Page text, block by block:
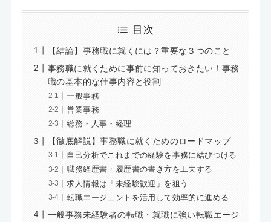
目次
【結論】事務職に就くには？重要な３つのこと
事務職に就くために事前に知っておきたい！事務
職の基本的な仕事内容と役割
一般事務
営業事務
総務・人事・経理
【徹底解説】事務職に就くためのロードマップ
自己分析でこれまでの経験を事務に結びつける
職務経歴書・履歴書の書き方を工夫する
求人情報は「未経験歓迎」を狙う
転職エージェントを活用して効率的に進める
一般事務未経験者の転職・就職に強い転職エージ